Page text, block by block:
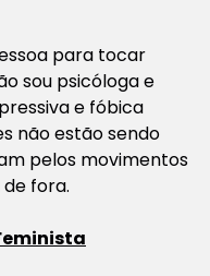
para tocar
sou psicóloga e
e fóbica
não estão sendo
pelos movimentos
fora.